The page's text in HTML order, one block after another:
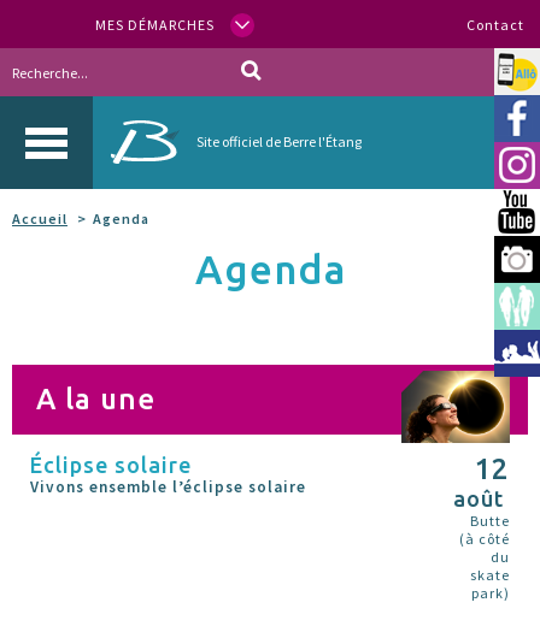
MES DÉMARCHES Contact
Site officiel de Berre l'Étang
Allo
Accueil Agenda
Agenda
A la une
Éclipse solaire
Vivons ensemble l’éclipse solaire
12
août
Butte
(à côté
du
skate
park)